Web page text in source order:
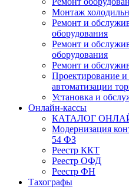
Монтаж
Ремонт и
оборудования
Ремонт и
оборудования
Ремонт и
Проектирование
автоматизации
Установка и
Онлайн-кассы
КАТАЛОГ
Модернизация
54 ФЗ
Реестр ККТ
Реестр ОФД
Реестр ФН
Тахографы